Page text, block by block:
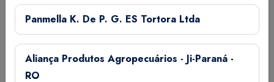
Quant. de adubo NPK (g) por co 300
Quant. esterco (g) por cova 1,5K
Germinação (dias) 7 a 14
Panmella K. De P. G. ES Tortora Ltda
Aliança Produtos Agropecuários - Ji-Paraná -
RO